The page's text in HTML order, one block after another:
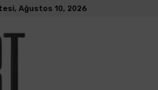
Ağustos 10, 2026